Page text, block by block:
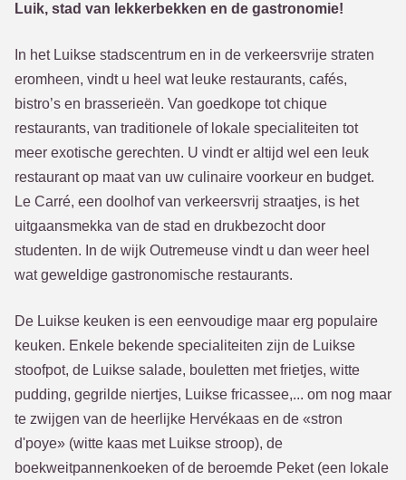
Luik, stad van lekkerbekken en de gastronomie!
In het Luikse stadscentrum en in de verkeersvrije straten
eromheen, vindt u heel wat leuke restaurants, cafés,
bistro’s en brasserieën. Van goedkope tot chique
restaurants, van traditionele of lokale specialiteiten tot
meer exotische gerechten. U vindt er altijd wel een leuk
restaurant op maat van uw culinaire voorkeur en budget.
Le Carré, een doolhof van verkeersvrij straatjes, is het
uitgaansmekka van de stad en drukbezocht door
studenten. In de wijk Outremeuse vindt u dan weer heel
wat geweldige gastronomische restaurants.
De Luikse keuken is een eenvoudige maar erg populaire
keuken. Enkele bekende specialiteiten zijn de Luikse
stoofpot, de Luikse salade, bouletten met frietjes, witte
pudding, gegrilde niertjes, Luikse fricassee,... om nog maar
te zwijgen van de heerlijke Hervékaas en de «stron
d'poye» (witte kaas met Luikse stroop), de
boekweitpannenkoeken of de beroemde Peket (een lokale